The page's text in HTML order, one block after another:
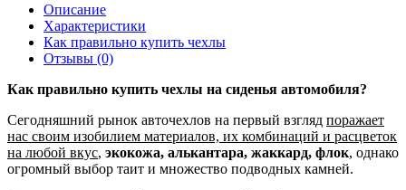
Описание
Характеристики
Как правильно купить чехлы
Отзывы (0)
Как правильно купить чехлы на сиденья автомобиля?
Сегодняшний рынок авточехлов на первый взгляд поражает
нас своим изобилием материалов, их комбинаций и расцветок
на любой вкус, экокожа, алькантара, жаккард, флок, однако
огромный выбор таит и множество подводных камней.